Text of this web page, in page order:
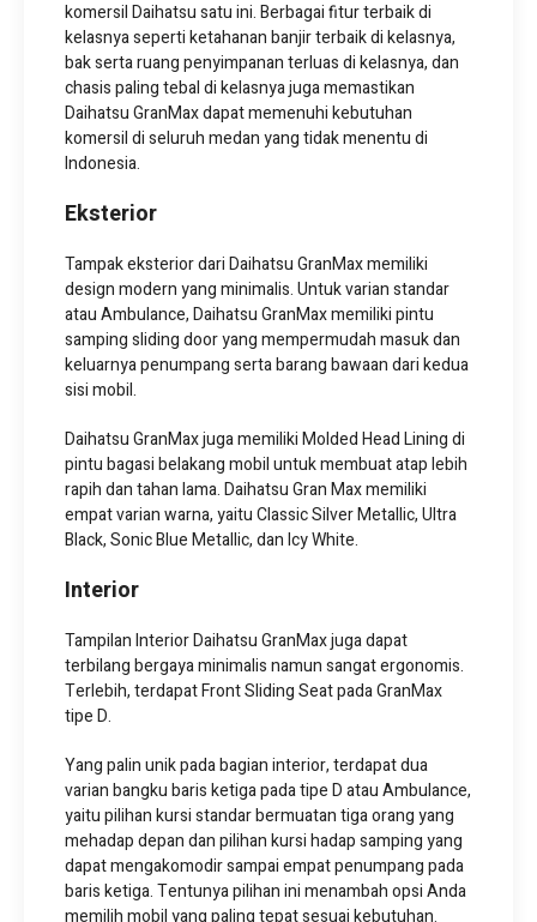
komersil Daihatsu satu ini. Berbagai fitur terbaik di
kelasnya seperti ketahanan banjir terbaik di kelasnya,
bak serta ruang penyimpanan terluas di kelasnya, dan
chasis paling tebal di kelasnya juga memastikan
Daihatsu GranMax dapat memenuhi kebutuhan
komersil di seluruh medan yang tidak menentu di
Indonesia.
Eksterior
Tampak eksterior dari Daihatsu GranMax memiliki
design modern yang minimalis. Untuk varian standar
atau Ambulance, Daihatsu GranMax memiliki pintu
samping sliding door yang mempermudah masuk dan
keluarnya penumpang serta barang bawaan dari kedua
sisi mobil.
Daihatsu GranMax juga memiliki Molded Head Lining di
pintu bagasi belakang mobil untuk membuat atap lebih
rapih dan tahan lama. Daihatsu Gran Max memiliki
empat varian warna, yaitu Classic Silver Metallic, Ultra
Black, Sonic Blue Metallic, dan Icy White.
Interior
Tampilan Interior Daihatsu GranMax juga dapat
terbilang bergaya minimalis namun sangat ergonomis.
Terlebih, terdapat Front Sliding Seat pada GranMax
tipe D.
Yang palin unik pada bagian interior, terdapat dua
varian bangku baris ketiga pada tipe D atau Ambulance,
yaitu pilihan kursi standar bermuatan tiga orang yang
mehadap depan dan pilihan kursi hadap samping yang
dapat mengakomodir sampai empat penumpang pada
baris ketiga. Tentunya pilihan ini menambah opsi Anda
memilih mobil yang paling tepat sesuai kebutuhan.